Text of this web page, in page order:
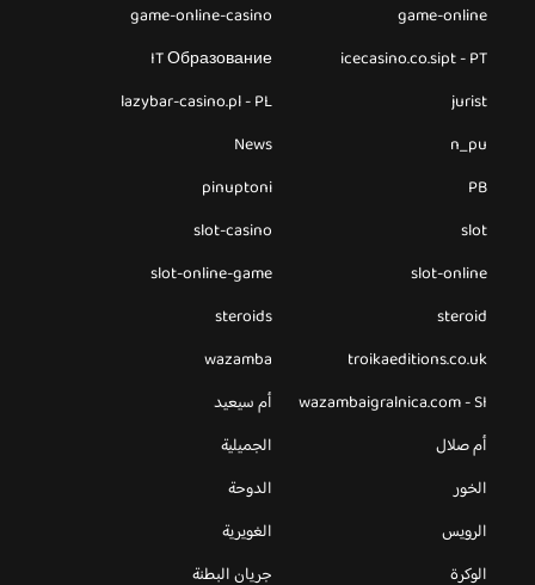
game-online
game-online-casino
icecasino.co.sipt - PT
IT Образование
jurist
lazybar-casino.pl - PL
n_pu
News
PB
pinuptoni
slot
slot-casino
slot-online
slot-online-game
steroid
steroids
troikaeditions.co.uk
wazamba
wazambaigralnica.com - SI
أم سيعيد
أم صلال
الجميلية
الخور
الدوحة
الرويس
الغويرية
الوكرة
جريان البطنة